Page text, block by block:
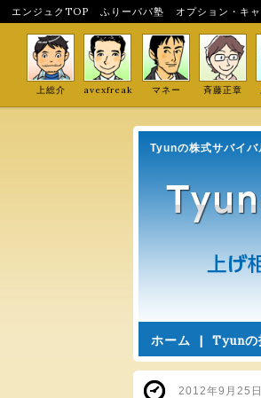
エンジュクTOP ふりーパパ塾 オプション・キ
上総介 avexfreak マネー 斉藤正章
Tyunの株式サバイバ
ホーム | Tyunの
2012年9月25日